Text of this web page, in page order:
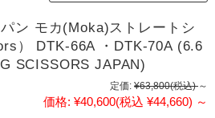
ン モカ(Moka)ストレートシ
） DTK-66A ・DTK-70A (6.6
SCISSORS JAPAN)
定価: ¥63,800(税込) ～
価格: ¥40,600(税込 ¥44,660) ～